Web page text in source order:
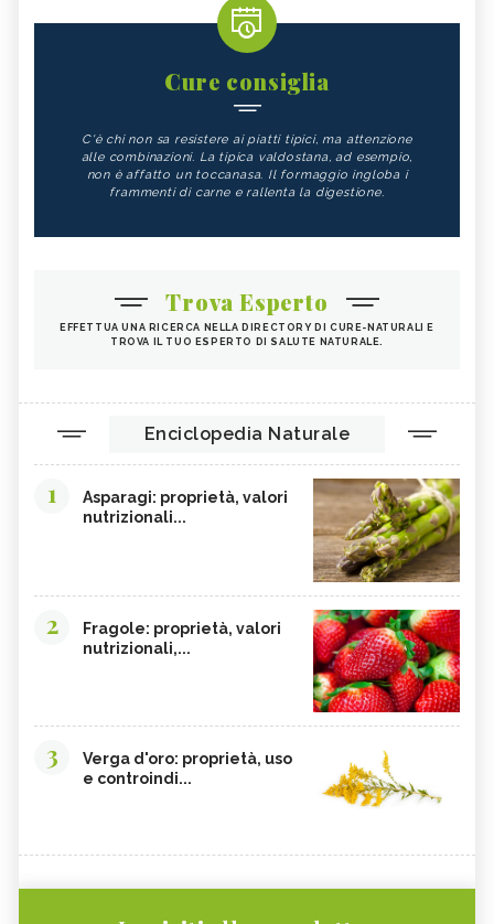
Cure consiglia
C'è chi non sa resistere ai piatti tipici, ma attenzione
alle combinazioni. La tipica valdostana, ad esempio,
non è affatto un toccanasa. Il formaggio ingloba i
frammenti di carne e rallenta la digestione.
Trova Esperto
EFFETTUA UNA RICERCA NELLA DIRECTORY DI CURE-NATURALI E
TROVA IL TUO ESPERTO DI SALUTE NATURALE.
Enciclopedia Naturale
1
Asparagi: proprietà, valori
nutrizionali...
2
Fragole: proprietà, valori
nutrizionali,...
3
Verga d'oro: proprietà, uso
e controindi...